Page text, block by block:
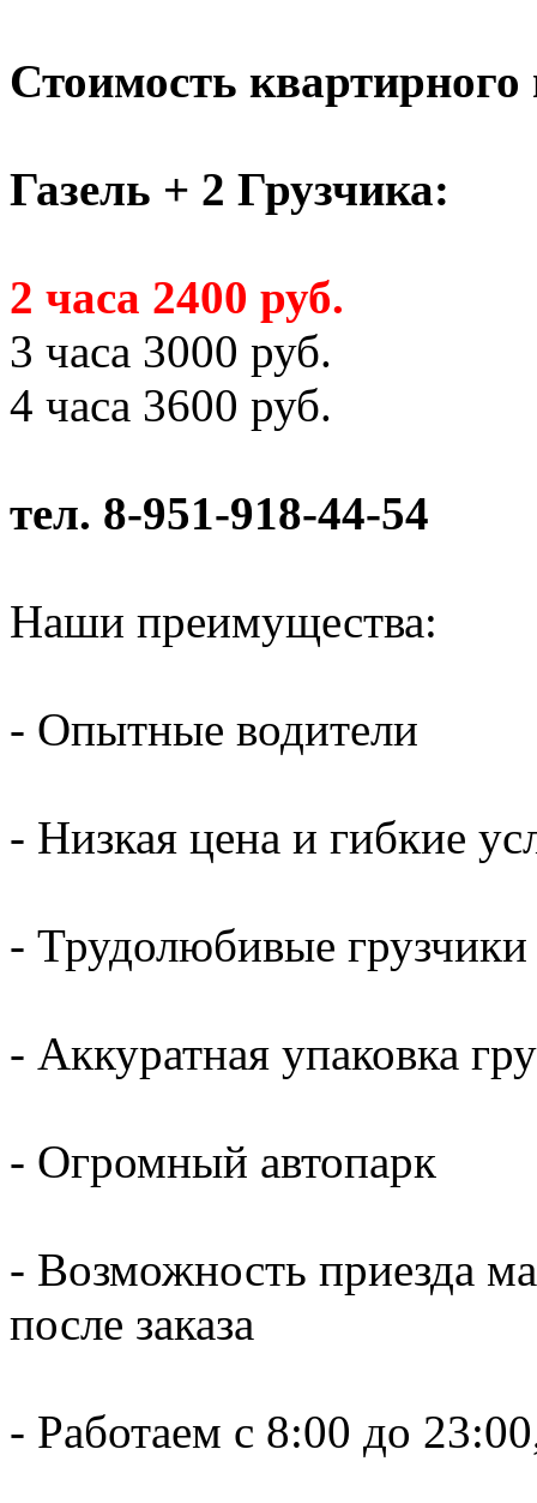
Стоимость квартирного
Газель + 2 Грузчика:
2 часа 2400 руб.
3 часа 3000 руб.
4 часа 3600 руб.
тел. 8-951-918-44-54
Наши преимущества:
- Опытные водители
- Низкая цена и гибкие
- Трудолюбивые грузчики
- Аккуратная упаковка
- Огромный автопарк
- Возможность приезда
после заказа
- Работаем c 8:00 до